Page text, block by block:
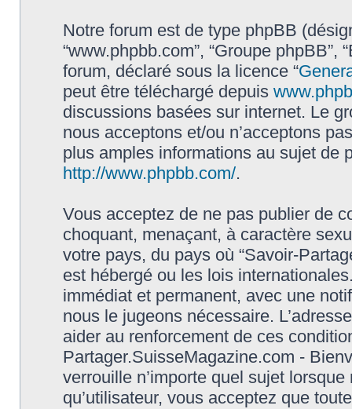
Notre forum est de type phpBB
“www.phpbb.com”, “Groupe
forum, déclaré sous la licence “
peut être téléchargé depuis
discussions basées sur internet. Le
nous acceptons et/ou n’acceptons
plus amples informations au sujet de
http://www.phpbb.com/.
Vous acceptez de ne pas publier de
choquant, menaçant, à caractère
votre pays, du pays où “Savoir-
est hébergé ou les lois
immédiat et permanent, avec une
nous le jugeons nécessaire.
aider au renforcement de ces
Partager.SuisseMagazine.com -
verrouille n’importe quel sujet
qu’utilisateur, vous acceptez que